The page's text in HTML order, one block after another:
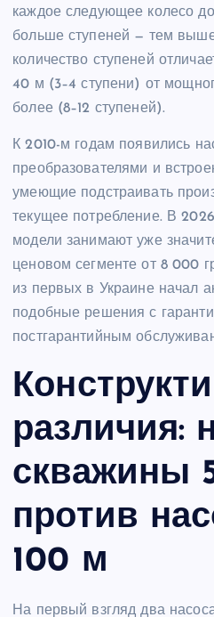
каждое следующее колесо
больше ступеней — тем
количество ступеней
40 м (3–4 ступени) от
более (8–12 ступеней).
К 2010-м годам появились
преобразователями и
умеющие подстраивать
текущее потребление. В
модели занимают уже
ценовом сегменте от 8 000
из первых в Украине начал
подобные решения с
постгарантийным
различия:
скважины
против
100 м
На первый взгляд два